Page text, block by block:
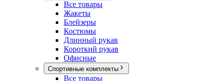
Все товары
Жакеты
Блейзеры
Костюмы
Длинный рукав
Короткий рукав
Офисные
Спортивные комплекты
Все товары